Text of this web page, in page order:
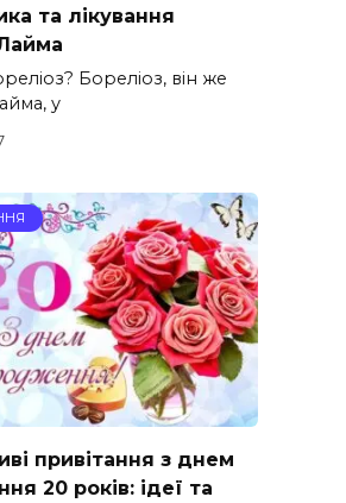
та лікування
Бореліоз, він же
у
привітання з днем
20 років: ідеї та